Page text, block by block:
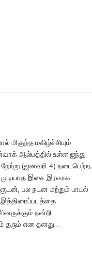
மிகுந்த மகிழ்ச்சியும்
ஆல்பத்தில் உள்ள ஐந்து
நேற்று (ஜனவரி 4) நடைபெற்ற,
முடியாத இசை இரவாக
பல நடன மற்றும் பாடல்
இத்திரைப்படத்தை
நன்றி
தரும் என தனது…